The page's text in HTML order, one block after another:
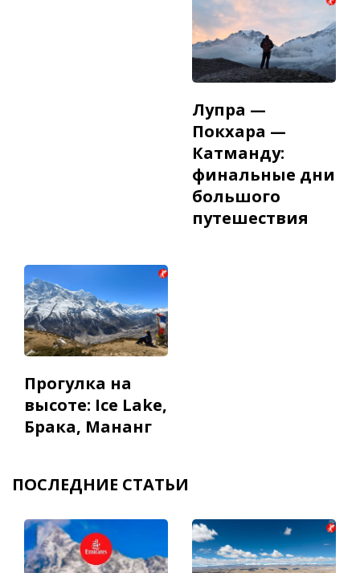
Лупра —
Покхара —
Катманду:
финальные дни
большого
путешествия
Прогулка на
высоте: Ice Lake,
Брака, Мананг
ПОСЛЕДНИЕ СТАТЬИ